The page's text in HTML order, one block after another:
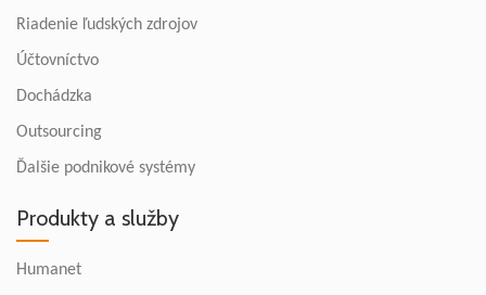
Riadenie ľudských zdrojov
Účtovníctvo
Dochádzka
Outsourcing
Ďalšie podnikové systémy
Produkty a služby
Humanet